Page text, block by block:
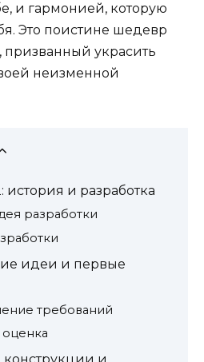
и гармонией, которую
Это поистине шедевр
украсить
неизменной
история и разработка
разработки
идеи и первые
требований